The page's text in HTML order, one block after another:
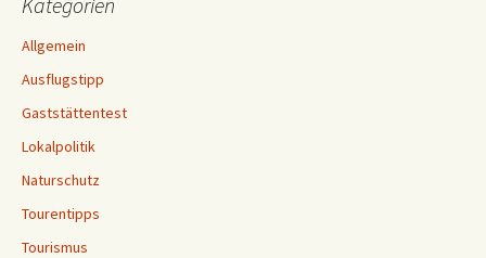
Allgemein
Ausflugstipp
Gaststättentest
Lokalpolitik
Naturschutz
Tourentipps
Tourismus